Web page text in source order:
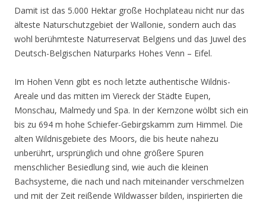
Damit ist das 5.000 Hektar große Hochplateau nicht nur das
älteste Naturschutzgebiet der Wallonie, sondern auch das
wohl berühmteste Naturreservat Belgiens und das Juwel des
Deutsch-Belgischen Naturparks Hohes Venn – Eifel.
Im Hohen Venn gibt es noch letzte authentische Wildnis-
Areale und das mitten im Viereck der Städte Eupen,
Monschau, Malmedy und Spa. In der Kernzone wölbt sich ein
bis zu 694 m hohe Schiefer-Gebirgskamm zum Himmel. Die
alten Wildnisgebiete des Moors, die bis heute nahezu
unberührt, ursprünglich und ohne größere Spuren
menschlicher Besiedlung sind, wie auch die kleinen
Bachsysteme, die nach und nach miteinander verschmelzen
und mit der Zeit reißende Wildwasser bilden, inspirierten die